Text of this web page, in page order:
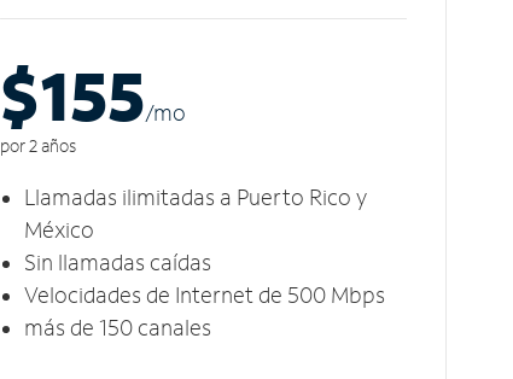
$155/mo
por 2 años
Llamadas ilimitadas a Puerto Rico y
México
Sin llamadas caídas
Velocidades de Internet de 500 Mbps
más de 150 canales